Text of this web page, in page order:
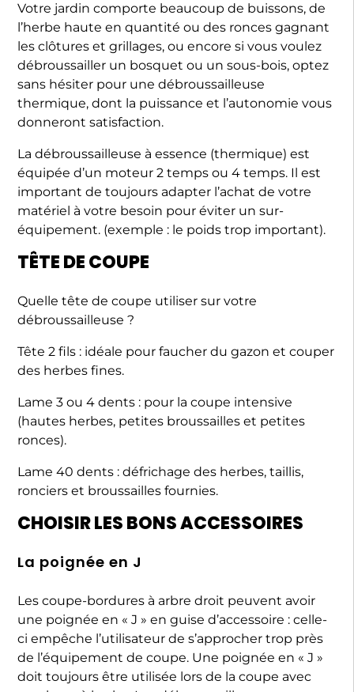
Votre jardin comporte beaucoup de buissons, de
l’herbe haute en quantité ou des ronces gagnant
les clôtures et grillages, ou encore si vous voulez
débroussailler un bosquet ou un sous-bois, optez
sans hésiter pour une débroussailleuse
thermique, dont la puissance et l’autonomie vous
donneront satisfaction.
La débroussailleuse à essence (thermique) est
équipée d’un moteur 2 temps ou 4 temps. Il est
important de toujours adapter l’achat de votre
matériel à votre besoin pour éviter un sur-
équipement. (exemple : le poids trop important).
TÊTE DE COUPE
Quelle tête de coupe utiliser sur votre
débroussailleuse ?
Tête 2 fils : idéale pour faucher du gazon et couper
des herbes fines.
Lame 3 ou 4 dents : pour la coupe intensive
(hautes herbes, petites broussailles et petites
ronces).
Lame 40 dents : défrichage des herbes, taillis,
ronciers et broussailles fournies.
CHOISIR LES BONS ACCESSOIRES
La poignée en J
Les coupe-bordures à arbre droit peuvent avoir
une poignée en « J » en guise d’accessoire : celle-
ci empêche l’utilisateur de s’approcher trop près
de l’équipement de coupe. Une poignée en « J »
doit toujours être utilisée lors de la coupe avec